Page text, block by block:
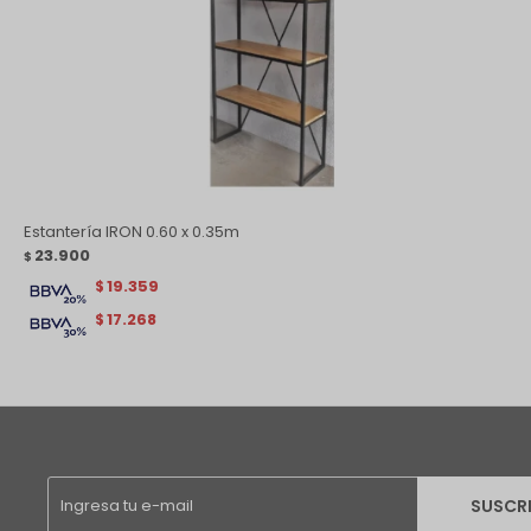
Estantería IRON 0.60 x 0.35m
$ 23.900
$17.268
$19.359